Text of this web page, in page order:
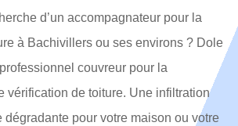
d’un accompagnateur pour la
à Bachivillers ou ses environs ? Dole
couvreur pour la
vérification de toiture. Une infiltration
dégradante pour votre maison ou votre